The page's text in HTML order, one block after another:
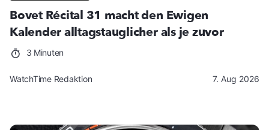
Bovet Récital 31 macht den Ewigen
Kalender alltagstauglicher als je zuvor
3 Minuten
WatchTime Redaktion 7. Aug 2026